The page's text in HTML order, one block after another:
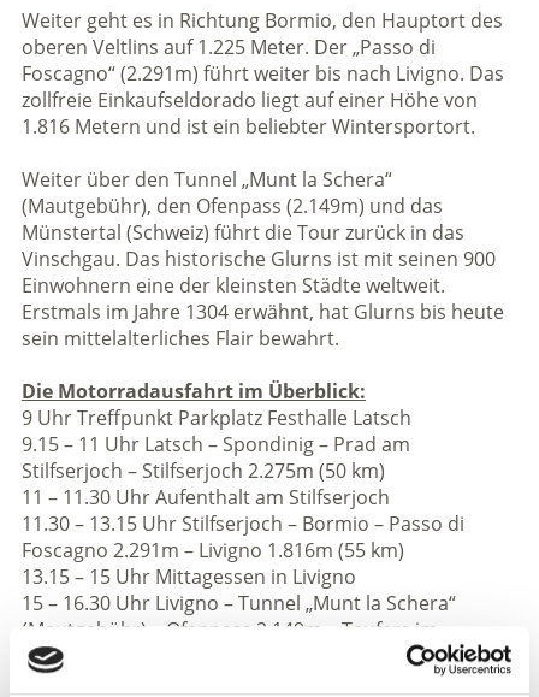
Weiter geht es in Richtung Bormio, den Hauptort des
oberen Veltlins auf 1.225 Meter. Der „Passo di
Foscagno“ (2.291m) führt weiter bis nach Livigno. Das
zollfreie Einkaufseldorado liegt auf einer Höhe von
1.816 Metern und ist ein beliebter Wintersportort.
Weiter über den Tunnel „Munt la Schera“
(Mautgebühr), den Ofenpass (2.149m) und das
Münstertal (Schweiz) führt die Tour zurück in das
Vinschgau. Das historische Glurns ist mit seinen 900
Einwohnern eine der kleinsten Städte weltweit.
Erstmals im Jahre 1304 erwähnt, hat Glurns bis heute
sein mittelalterliches Flair bewahrt.
Die Motorradausfahrt im Überblick:
9 Uhr Treffpunkt Parkplatz Festhalle Latsch
9.15 – 11 Uhr Latsch – Spondinig – Prad am
Stilfserjoch – Stilfserjoch 2.275m (50 km)
11 – 11.30 Uhr Aufenthalt am Stilfserjoch
11.30 – 13.15 Uhr Stilfserjoch – Bormio – Passo di
Foscagno 2.291m – Livigno 1.816m (55 km)
13.15 – 15 Uhr Mittagessen in Livigno
15 – 16.30 Uhr Livigno – Tunnel „Munt la Schera“
(Mautgebühr) – Ofenpass 2.149m – Taufers im
Münstertal – Glurns (55 km)
16.30 – 17 Uhr Aufenthalt in Glurns